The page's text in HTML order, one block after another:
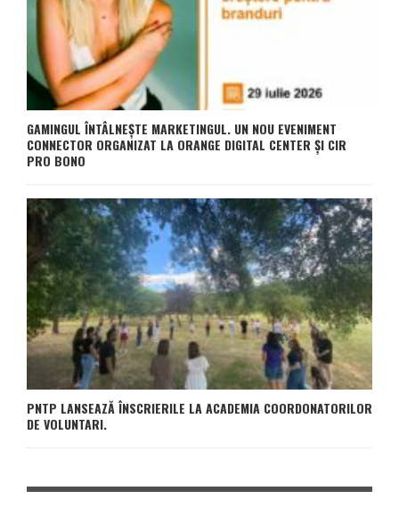
GAMINGUL ÎNTÂLNEȘTE MARKETINGUL. UN NOU EVENIMENT
CONNECTOR ORGANIZAT LA ORANGE DIGITAL CENTER ȘI CIR
PRO BONO
PNTP LANSEAZĂ ÎNSCRIERILE LA ACADEMIA COORDONATORILOR
DE VOLUNTARI.